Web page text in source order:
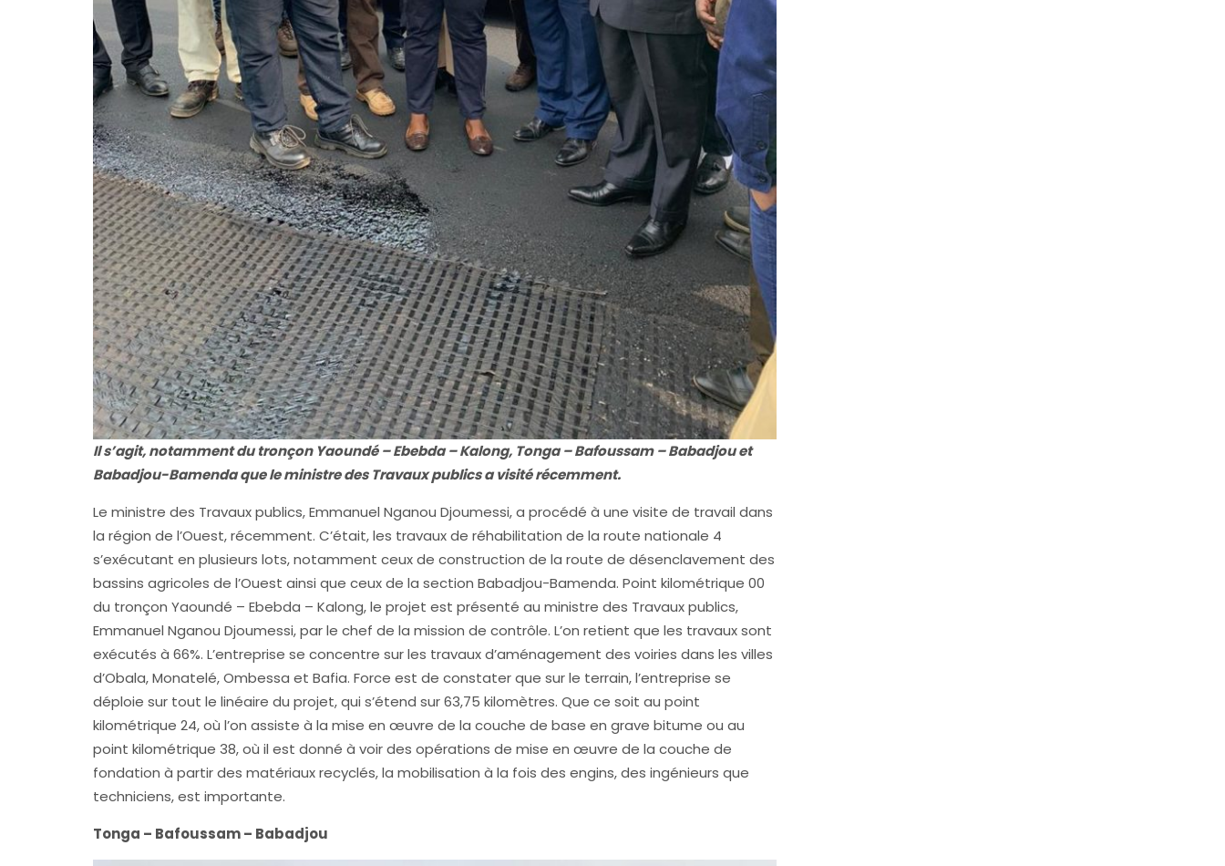
Il s’agit, notamment du tronçon Yaoundé – Ebebda – Kalong, Tonga – Bafoussam – Babadjou et
Babadjou-Bamenda que le ministre des Travaux publics a visité récemment.
Le ministre des Travaux publics, Emmanuel Nganou Djoumessi, a procédé à une visite de travail dans
la région de l’Ouest, récemment. C’était, les travaux de réhabilitation de la route nationale 4
s’exécutant en plusieurs lots, notamment ceux de construction de la route de désenclavement des
bassins agricoles de l’Ouest ainsi que ceux de la section Babadjou-Bamenda. Point kilométrique 00
du tronçon Yaoundé – Ebebda – Kalong, le projet est présenté au ministre des Travaux publics,
Emmanuel Nganou Djoumessi, par le chef de la mission de contrôle. L’on retient que les travaux sont
exécutés à 66%. L’entreprise se concentre sur les travaux d’aménagement des voiries dans les villes
d’Obala, Monatelé, Ombessa et Bafia. Force est de constater que sur le terrain, l’entreprise se
déploie sur tout le linéaire du projet, qui s’étend sur 63,75 kilomètres. Que ce soit au point
kilométrique 24, où l’on assiste à la mise en œuvre de la couche de base en grave bitume ou au
point kilométrique 38, où il est donné à voir des opérations de mise en œuvre de la couche de
fondation à partir des matériaux recyclés, la mobilisation à la fois des engins, des ingénieurs que
techniciens, est importante.
Tonga – Bafoussam – Babadjou